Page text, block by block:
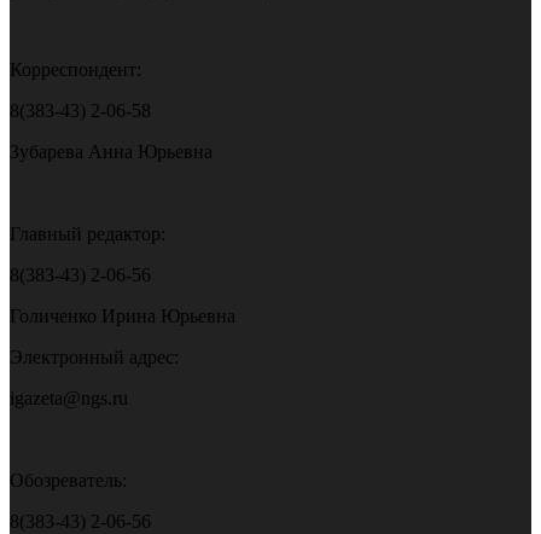
Корреспондент:
8(383-43) 2-06-58
Зубарева Анна Юрьевна
Главный редактор:
8(383-43) 2-06-56
Голиченко Ирина Юрьевна
Электронный адрес:
igazeta@ngs.ru
Обозреватель:
8(383-43) 2-06-56